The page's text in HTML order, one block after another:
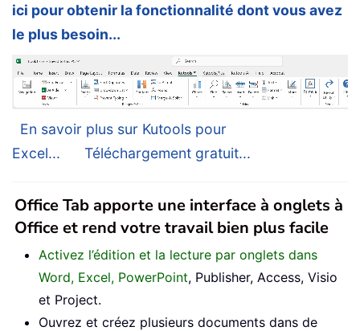
ici pour obtenir la fonctionnalité dont vous avez
le plus besoin...
En savoir plus sur Kutools pour
Excel...
Téléchargement gratuit...
Office Tab apporte une interface à onglets à
Office et rend votre travail bien plus facile
Activez l’édition et la lecture par onglets dans
Word, Excel, PowerPoint, Publisher, Access, Visio
et Project.
Ouvrez et créez plusieurs documents dans de